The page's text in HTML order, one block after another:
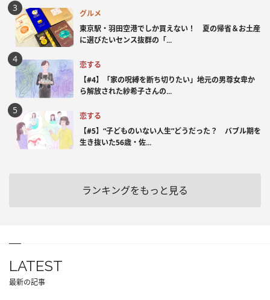
グルメ
東京駅・羽田空港でしか買えない！ 夏の帰省＆お土産
に選びたいセンス抜群の「...
恋する
【#4】「家の呪縛を断ち切りたい」地元の男尊女卑か
ら解放された紗希子さんの...
恋する
【#5】“子どものいない人生”どうだった？ バブル期を
生き抜いた56歳・佐...
ランキングをもっと見る
LATEST
最新の記事